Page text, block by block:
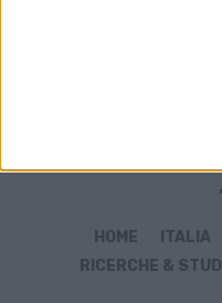
HOME ITALIA
RICERCHE & STUDI